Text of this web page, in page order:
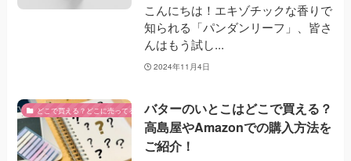
こんにちは！エキゾチックな香りで
知られる「パンダンリーフ」、皆さ
んはもう試し...
2024年11月4日
どこで買える？どこに売ってる？
バターのいとこはどこで買える？
高島屋やAmazonでの購入方法を
ご紹介！